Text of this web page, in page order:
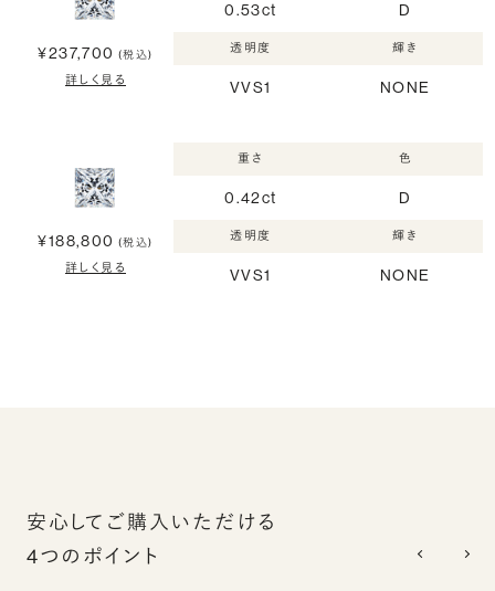
¥237,700 (税込)
詳しく見る
0.53ct D
透明度
VVS1
輝き
NONE
¥188,800 (税込)
詳しく見る
重さ
0.42ct
色
D
透明度
VVS1
輝き
NONE
安心してご購入いただける
4つのポイント